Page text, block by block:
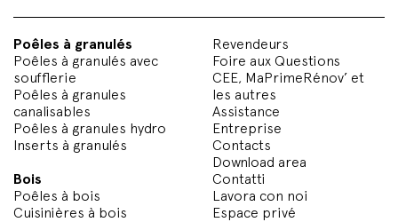
Poêles à granulés
Poêles à granulés avec
soufflerie
Poêles à granules
canalisables
Poêles à granules hydro
Inserts à granulés
Bois
Poêles à bois
Cuisinières à bois
Revendeurs
Foire aux Questions
CEE, MaPrimeRénov’ et
les autres
Assistance
Entreprise
Contacts
Download area
Contatti
Lavora con noi
Espace privé